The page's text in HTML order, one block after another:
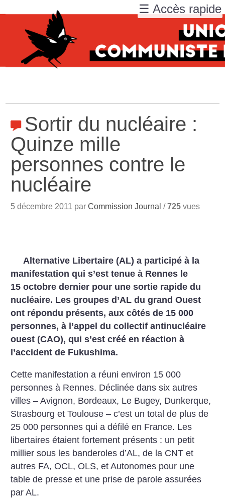
Sortir du nucléaire :
Quinze mille
personnes contre le
nucléaire
5 décembre 2011 parCommission Journal /725 vues
Alternative Libertaire (AL) a participé à la
manifestation qui s’est tenue à Rennes le
15 octobre dernier pour une sortie rapide du
nucléaire. Les groupes d’AL du grand Ouest
ont répondu présents, aux côtés de 15 000
personnes, à l’appel du collectif antinucléaire
ouest (CAO), qui s’est créé en réaction à
l’accident de Fukushima.
Cette manifestation a réuni environ 15 000
personnes à Rennes. Déclinée dans six autres
villes – Avignon, Bordeaux, Le Bugey, Dunkerque,
Strasbourg et Toulouse – c’est un total de plus de
25 000 personnes qui a défilé en France. Les
libertaires étaient fortement présents : un petit
millier sous les banderoles d’AL, de la CNT et
autres FA, OCL, OLS, et Autonomes pour une
table de presse et une prise de parole assurées
par AL.
☰ Accès rapide